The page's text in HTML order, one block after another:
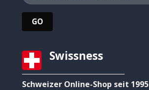
Swissness
Schweizer Online-Shop seit 1995